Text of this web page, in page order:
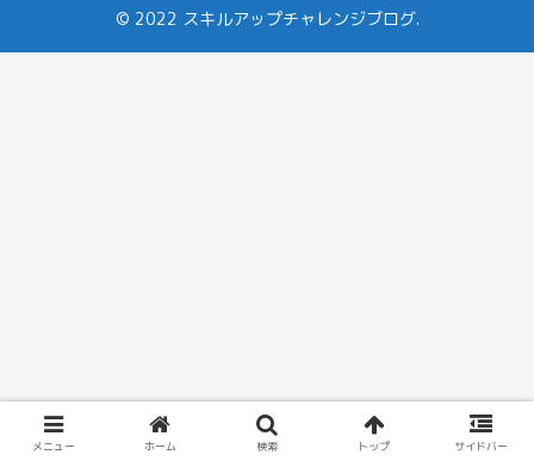
© 2022 スキルアップチャレンジブログ.
メニュー ホーム 検索 トップ サイドバー